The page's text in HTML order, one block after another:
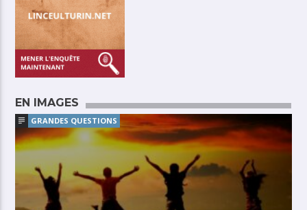
EN IMAGES
GRANDES QUESTIONS